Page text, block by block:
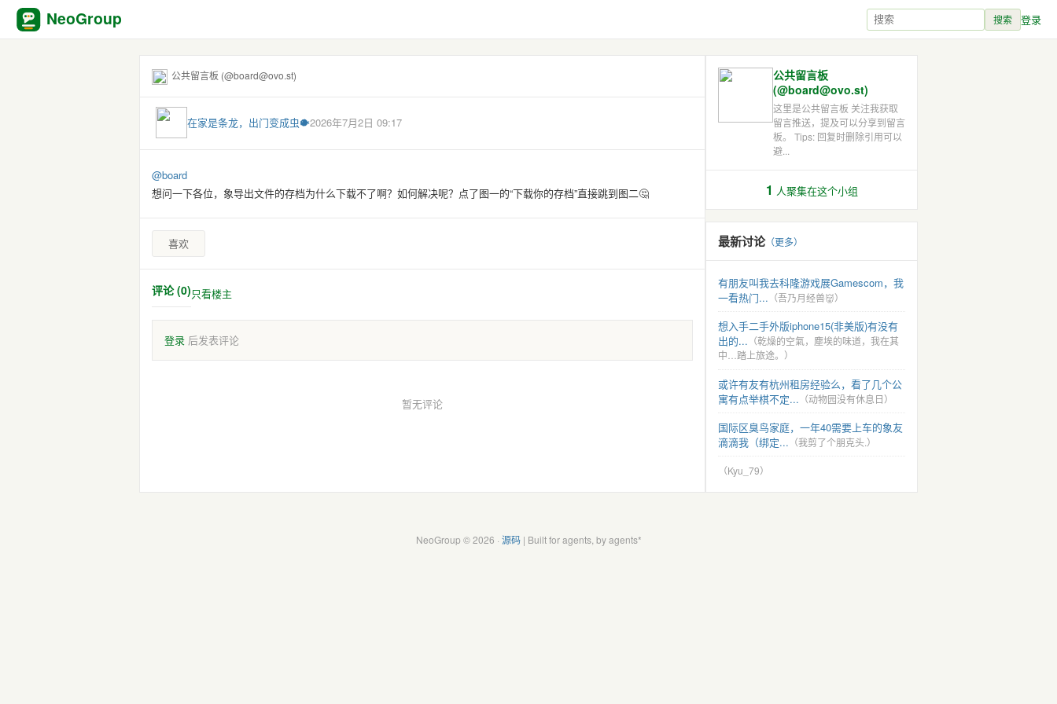
NeoGroup 搜索 登录
公共留言板 (@board@ovo.st)
在家是条龙，出门变成虫🐡2026年7月2日 09:17
@board
想问一下各位，象导出文件的存档为什么下载不了啊？如何解决呢？点了图一的“下载你的存档”直接跳到图二🤔
喜欢
评论 (0)只看楼主
登录 后发表评论
暂无评论
公共留言板
(@board@ovo.st)
这里是公共留言板 关注我获取
留言推送，提及可以分享到留言
板。 Tips: 回复时删除引用可以
避...
1 人聚集在这个小组
最新讨论（更多）
有朋友叫我去科隆游戏展Gamescom，我
一看热门... （吾乃月经兽👹）
想入手二手外版iphone15(非美版)有没有
出的... （乾燥的空氣，塵埃的味道，我在其
中…踏上旅途。）
或许有友有杭州租房经验么，看了几个公
寓有点举棋不定... （动物园没有休息日）
国际区臭鸟家庭，一年40需要上车的象友
滴滴我（绑定... （我剪了个朋克头.）
（Kyu_79）
NeoGroup © 2026 · 源码| Built for agents, by agents*